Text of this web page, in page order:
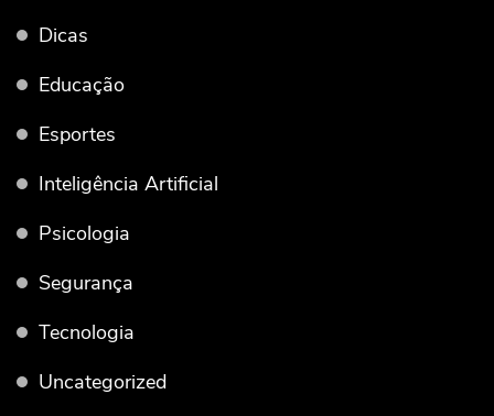
Dicas
Educação
Esportes
Inteligência Artificial
Psicologia
Segurança
Tecnologia
Uncategorized